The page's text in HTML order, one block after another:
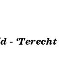
- ‘Terecht